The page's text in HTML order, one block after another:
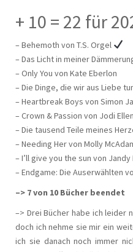
+ 10 = 22 für
– Behemoth von T.S. Orgel
– Das Licht in meiner
– Only You von Kate Eberlon
– Die Dinge, die wir aus Liebe
– Heartbreak Boys von Simon
– Crown & Passion von Jodi
– Die tausend Teile meines
– Needing Her von Molly
– I’ll give you the sun von Jandy
– Endgame: Die Auserwählten
–> 7 von 10 Bücher beendet
–> Drei Bücher habe ich leider
doch ich nehme sie mir ein
ich sie danach noch immer